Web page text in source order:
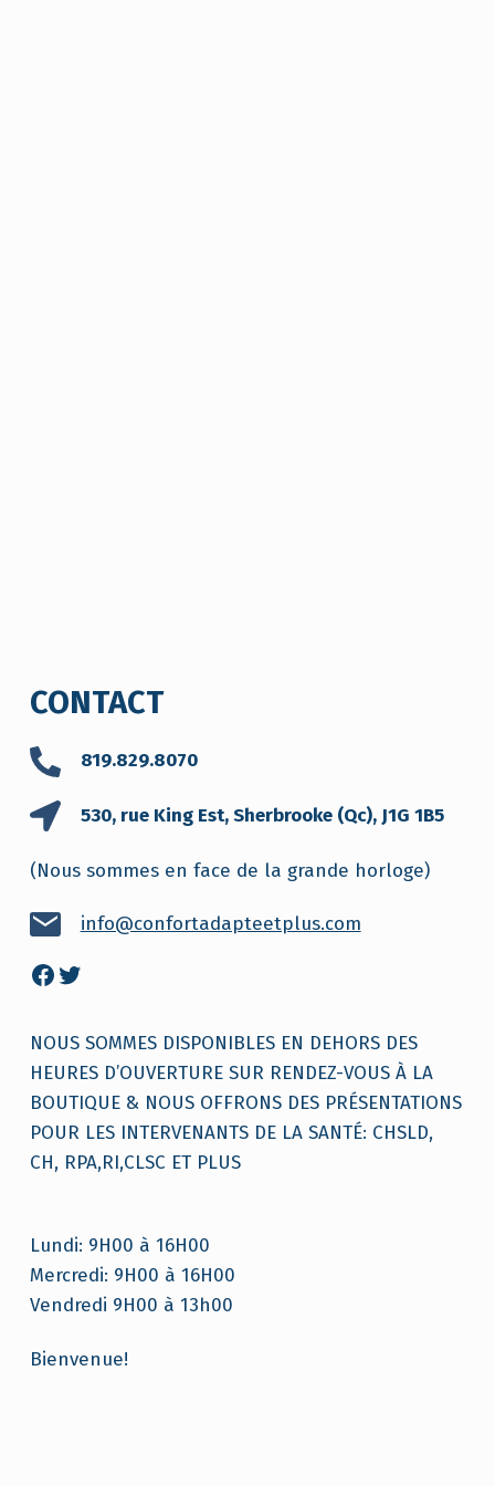
CONTACT
819.829.8070
530, rue King Est, Sherbrooke (Qc), J1G 1B5
(Nous sommes en face de la grande horloge)
info@confortadapteetplus.com
Facebook Twitter
NOUS SOMMES DISPONIBLES EN DEHORS DES
HEURES D’OUVERTURE SUR RENDEZ-VOUS À LA
BOUTIQUE & NOUS OFFRONS DES PRÉSENTATIONS
POUR LES INTERVENANTS DE LA SANTÉ: CHSLD,
CH, RPA,RI,CLSC ET PLUS
Lundi: 9H00 à 16H00
Mercredi: 9H00 à 16H00
Vendredi 9H00 à 13h00
Bienvenue!